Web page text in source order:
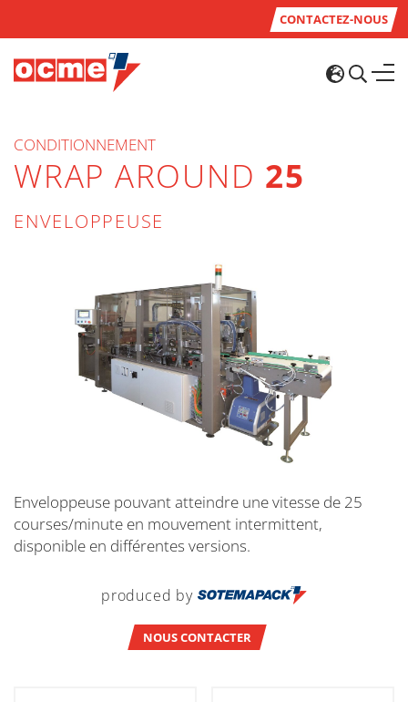
CONTACTEZ-NOUS
CONDITIONNEMENT
WRAP AROUND 25
ENVELOPPEUSE
Enveloppeuse pouvant atteindre une vitesse de 25
courses/minute en mouvement intermittent,
disponible en différentes versions.
produced by
NOUS CONTACTER